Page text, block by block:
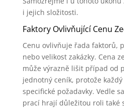
i jejich složitosti.
Faktory Ovlivňující Cenu
Cenu ovlivňuje řada faktorů,
nebo velikost zakázky. Cena
může výrazně lišit případ od
jednotný ceník, protože
specifické požadavky. Vedle
prací hrají důležitou roli také